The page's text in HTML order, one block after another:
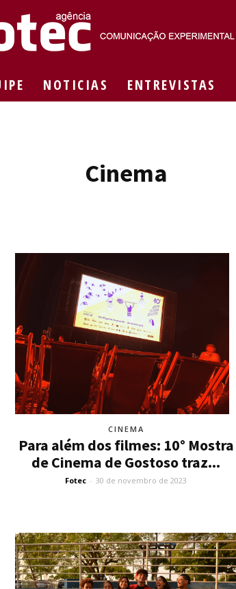
NOTICIAS ENTREVISTAS
Cinema
CINEMA
Para além dos filmes: 10° Mostra
de Cinema de Gostoso traz...
Fotec - 30 de novembro de 2023